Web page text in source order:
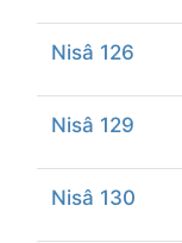
Nisâ 126
Nisâ 129
Nisâ 130